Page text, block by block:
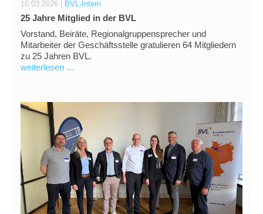
10.03.2026 | BVL-Intern
25 Jahre Mitglied in der BVL
Vorstand, Beiräte, Regionalgruppensprecher und
Mitarbeiter der Geschäftsstelle gratulieren 64 Mitgliedern
zu 25 Jahren BVL.
weiterlesen ...